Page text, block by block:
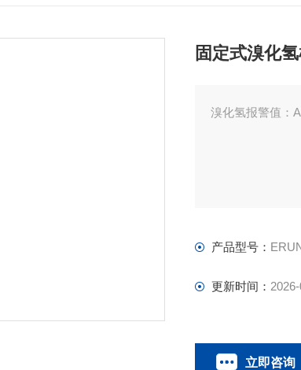
固定式溴化
溴化氢报警值：
产品型号：
更新时间：
立即咨询